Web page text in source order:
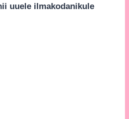
uuele ilmakodanikule